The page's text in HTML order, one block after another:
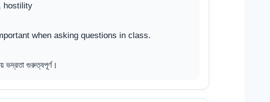
hostility
when asking questions in class.
ভদ্রতা গুরুত্বপূর্ণ।